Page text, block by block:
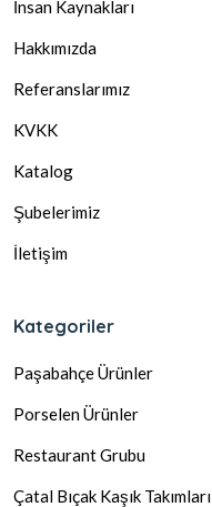
İnsan Kaynakları
Hakkımızda
Referanslarımız
KVKK
Katalog
Şubelerimiz
İletişim
Kategoriler
Paşabahçe Ürünler
Porselen Ürünler
Restaurant Grubu
Çatal Bıçak Kaşık Takımları